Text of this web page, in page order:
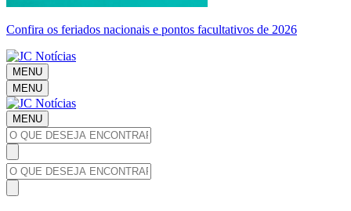
Confira os feriados nacionais e pontos facultativos de 2026
MENU
MENU
MENU